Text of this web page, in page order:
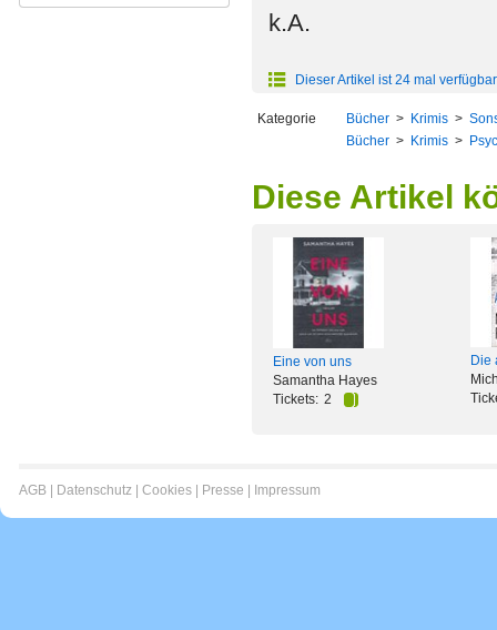
k.A.
Dieser Artikel ist 24 mal verfügbar
Kategorie Bücher > Krimis >
Bücher > Krimis >
Diese Artikel
Eine von uns
Samantha Hayes
Tickets: 2
Die
AGB Datenschutz Cookies Presse Impressum